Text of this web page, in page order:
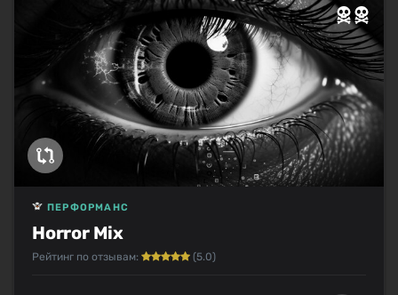
Horror Mix
ПЕРФОРМАНС
Рейтинг по отзывам: (5.0)